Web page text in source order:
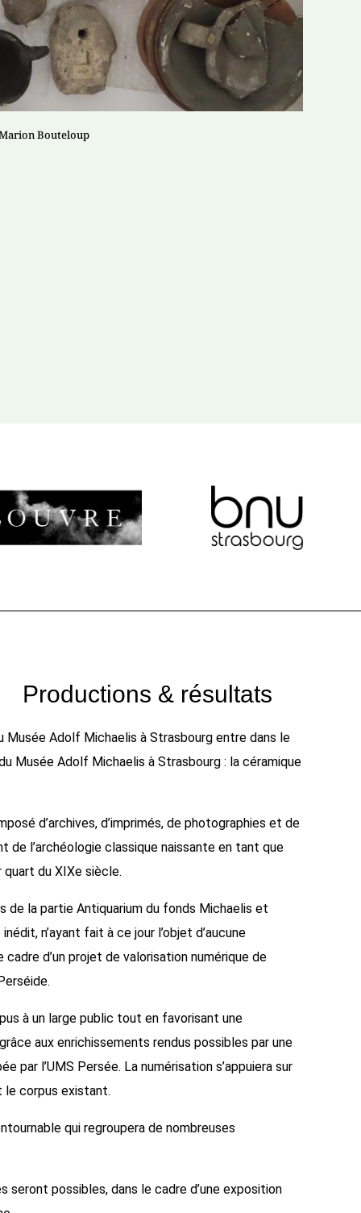
Bouteloup
Productions & résultats
Musée Adolf Michaelis à Strasbourg entre dans le
Musée Adolf Michaelis à Strasbourg : la céramique
d’archives, d’imprimés, de photographies et de
de l’archéologie classique naissante en tant que
du XIXe siècle.
de la partie Antiquarium du fonds Michaelis et
n’ayant fait à ce jour l’objet d’aucune
d’un projet de valorisation numérique de
à un large public tout en favorisant une
aux enrichissements rendus possibles par une
l’UMS Persée. La numérisation s’appuiera sur
le corpus existant.
qui regroupera de nombreuses
seront possibles, dans le cadre d’une exposition